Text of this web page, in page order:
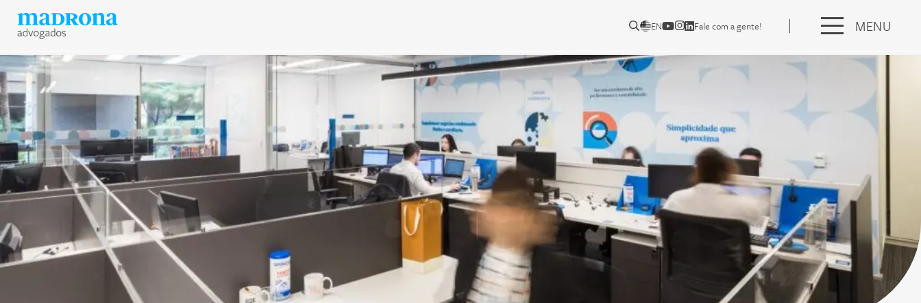
Nenhum resultado encontrado
EN Fale com a gente! MENU
Hub Madrona
Vem ser Madrona
Proteção e Privacidade de dados
Contato
Newsletter